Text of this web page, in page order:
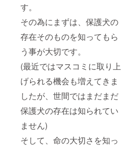
す。
その為にまずは、保護犬の
存在そのものを知ってもら
う事が大切です。
(最近ではマスコミに取り上
げられる機会も増えてきま
したが、世間ではまだまだ
保護犬の存在は知られてい
ません)
そして、命の大切さを知っ